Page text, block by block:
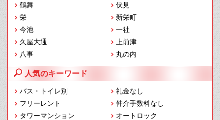
鶴舞
伏見
栄
新栄町
今池
一社
久屋大通
上前津
八事
丸の内
人気のキーワード
バス・トイレ別
礼金なし
フリーレント
仲介手数料なし
タワーマンション
オートロック